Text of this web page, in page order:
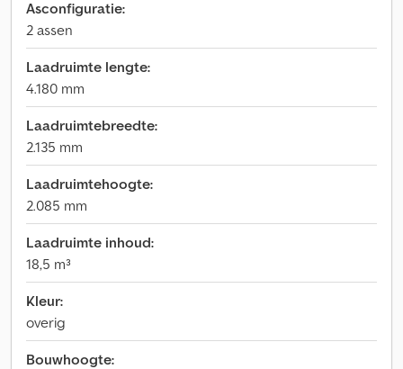
Asconfiguratie:
2 assen
Laadruimte lengte:
4.180 mm
Laadruimtebreedte:
2.135 mm
Laadruimtehoogte:
2.085 mm
Laadruimte inhoud:
18,5 m³
Kleur:
overig
Bouwhoogte: